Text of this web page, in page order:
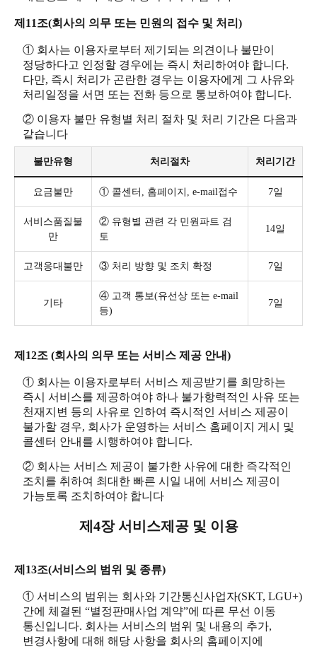
제11조(회사의 의무 또는 민원의 접수 및 처리)
① 회사는 이용자로부터 제기되는 의견이나 불만이
정당하다고 인정할 경우에는 즉시 처리하여야 합니다.
다만, 즉시 처리가 곤란한 경우는 이용자에게 그 사유와
처리일정을 서면 또는 전화 등으로 통보하여야 합니다.
② 이용자 불만 유형별 처리 절차 및 처리 기간은 다음과
같습니다
불만유형 처리절차 처리기간
요금불만 ① 콜센터, 홈페이지, e-mail접수 7일
서비스품질불
만
② 유형별 관련 각 민원파트 검
토
14일
고객응대불만 ③ 처리 방향 및 조치 확정 7일
기타
④ 고객 통보(유선상 또는 e-mail
등)
7일
제12조 (회사의 의무 또는 서비스 제공 안내)
① 회사는 이용자로부터 서비스 제공받기를 희망하는
즉시 서비스를 제공하여야 하나 불가항력적인 사유 또는
천재지변 등의 사유로 인하여 즉시적인 서비스 제공이
불가할 경우, 회사가 운영하는 서비스 홈페이지 게시 및
콜센터 안내를 시행하여야 합니다.
② 회사는 서비스 제공이 불가한 사유에 대한 즉각적인
조치를 취하여 최대한 빠른 시일 내에 서비스 제공이
가능토록 조치하여야 합니다
제4장 서비스제공 및 이용
제13조(서비스의 범위 및 종류)
① 서비스의 범위는 회사와 기간통신사업자(SKT, LGU+)
간에 체결된 “별정판매사업 계약”에 따른 무선 이동
통신입니다. 회사는 서비스의 범위 및 내용의 추가,
변경사항에 대해 해당 사항을 회사의 홈페이지에